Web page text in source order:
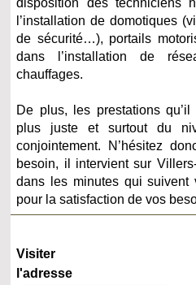
disposition des techniciens
l’installation de domotiques
de sécurité…), portails
dans l’installation de
chauffages.
De plus, les prestations
plus juste et surtout du
conjointement. N’hésitez
besoin, il intervient sur
dans les minutes qui suivent
pour la satisfaction de vos
Visiter
l'adresse